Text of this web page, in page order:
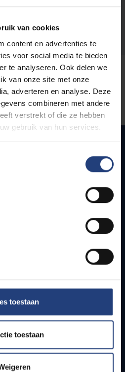
van cookies
content en advertenties te
voor social media te bieden
te analyseren. Ook delen we
van onze site met onze
adverteren en analyse. Deze
combineren met andere
verstrekt of die ze hebben
gebruik van hun services.
toestaan
toestaan
scholen